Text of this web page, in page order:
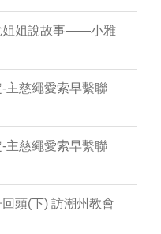
姐姐說故事——小雅
主慈繩愛索早繫聯
主慈繩愛索早繫聯
頭(下) 訪潮州教會